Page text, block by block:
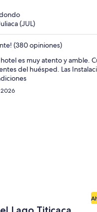
(JUL)
(380 opiniones)
es muy atento y amble.
del huésped. Las
2026